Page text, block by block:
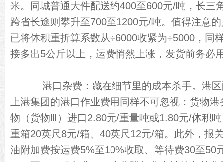
米。同城普通大件配送约400至600元/吨，长三
跨省长途则攀升至700至1200元/吨。值得注意
已将体积重折算系数从÷6000收紧为÷5000，同
接多出5公斤以上，运费悄然上涨，发货前务必
港口杂费：藏在细节里的成本杀手。港区
上港集团的港口作业费用同样不可忽视：货物
物（货物Ⅲ）进口2.80元/重量吨或1.80元/体积
重箱20英尺8元/箱、40英尺12元/箱。此外，报
油附加费按运费5%至10%收取、等待费30至50